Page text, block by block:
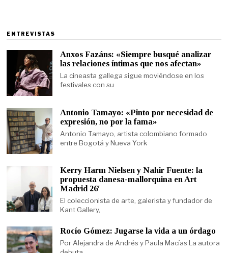
ENTREVISTAS
Anxos Fazáns: «Siempre busqué analizar
las relaciones íntimas que nos afectan»
La cineasta gallega sigue moviéndose en los
festivales con su
Antonio Tamayo: «Pinto por necesidad de
expresión, no por la fama»
Antonio Tamayo, artista colombiano formado
entre Bogotá y Nueva York
Kerry Harm Nielsen y Nahir Fuente: la
propuesta danesa-mallorquina en Art
Madrid 26′
El coleccionista de arte, galerista y fundador de
Kant Gallery,
Rocío Gómez: Jugarse la vida a un órdago
Por Alejandra de Andrés y Paula Macías La autora